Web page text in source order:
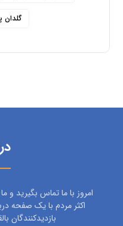
گلدان
امروز با ما تماس بگیرید و
اکثر مردم با یک صفحه
بازدیدکنندگان